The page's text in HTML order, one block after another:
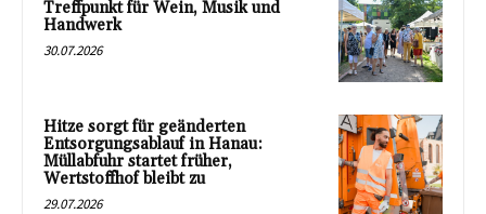
Treffpunkt für Wein, Musik und
Handwerk
30.07.2026
Hitze sorgt für geänderten
Entsorgungsablauf in Hanau:
Müllabfuhr startet früher,
Wertstoffhof bleibt zu
29.07.2026